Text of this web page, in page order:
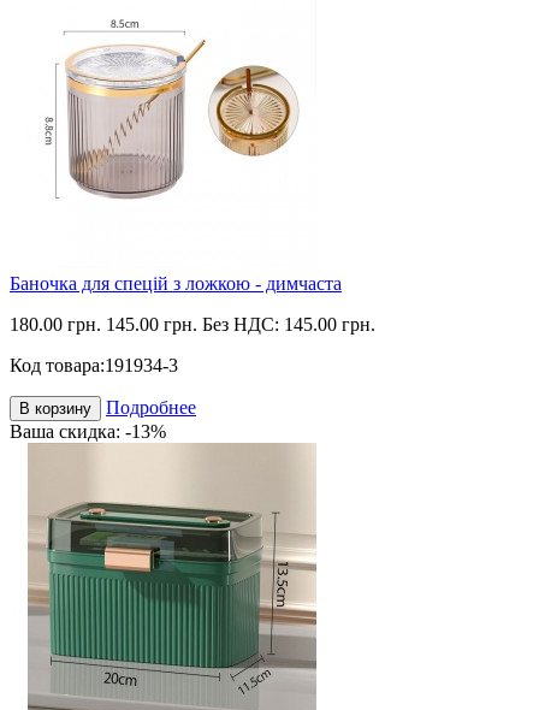
Баночка для спецій з ложкою - димчаста
180.00 грн. 145.00 грн. Без НДС: 145.00 грн.
Код товара:191934-3
В корзину
Подробнее
Ваша скидка: -13%